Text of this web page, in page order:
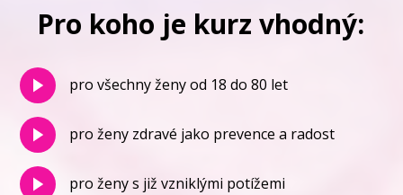
Pro koho je kurz vhodný:
pro všechny ženy od 18 do 80 let
pro ženy zdravé jako prevence a radost
pro ženy s již vzniklými potížemi